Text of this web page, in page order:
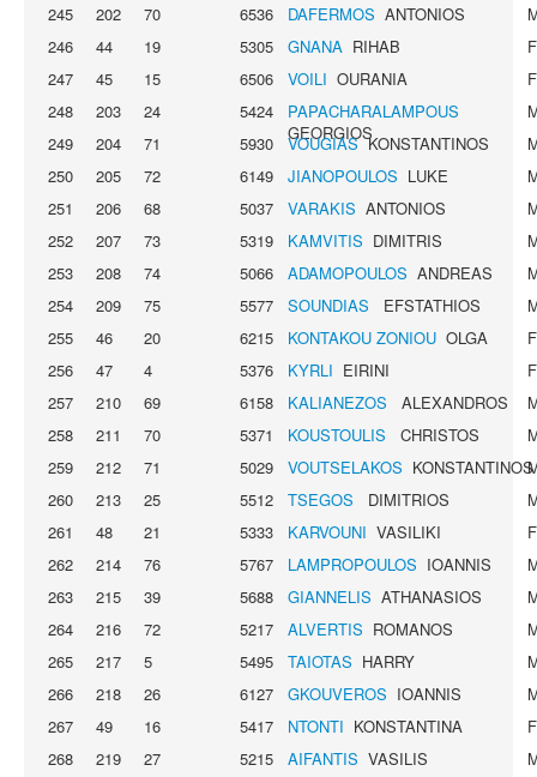
245
202 70 6536 DAFERMOS ANTONIOS
246
44 19 5305 GNANA RIHAB
247
45 15 6506 VOILI OURANIA
248
203 24 5424
PAPACHARALAMPOUS
GEORGIOS
249
204 71 5930 VOUGIASKONSTANTINOS
250
205 72 6149 JIANOPOULOS LUKE
251
206 68 5037 VARAKIS ANTONIOS
252
207 73 5319 KAMVITIS DIMITRIS
253
208 74 5066 ADAMOPOULOS ANDREAS
254
209 75 5577 SOUNDIAS EFSTATHIOS
255
46 20 6215 KONTAKOU ZONIOU OLGA
256
47 4 5376 KYRLI EIRINI
257
210 69 6158 KALIANEZOS ALEXANDROS
258
211 70 5371 KOUSTOULIS CHRISTOS
259
212 71 5029 VOUTSELAKOS KONSTANTINOS
260
213 25 5512 TSEGOS DIMITRIOS
261
48 21 5333 KARVOUNI VASILIKI
262
214 76 5767 LAMPROPOULOS IOANNIS
263
215 39 5688 GIANNELIS ATHANASIOS
264
216 72 5217 ALVERTIS ROMANOS
265
217 5 5495 TAIOTAS HARRY
266
218 26 6127 GKOUVEROS IOANNIS
267
49 16 5417 NTONTI KONSTANTINA
268
219 27 5215 AIFANTIS VASILIS